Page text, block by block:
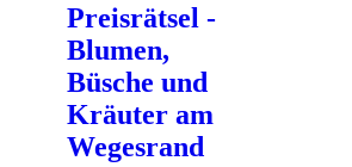
Preisrätsel -
Blumen,
Büsche und
Kräuter am
Wegesrand